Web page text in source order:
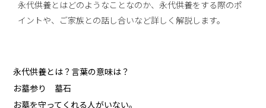
永代供養とはどのようなことなのか、永代供養をする際のポ
イントや、ご家族との話し合いなど詳しく解説します。
永代供養とは？言葉の意味は？
お墓参り 墓石
お墓を守ってくれる人がいない。